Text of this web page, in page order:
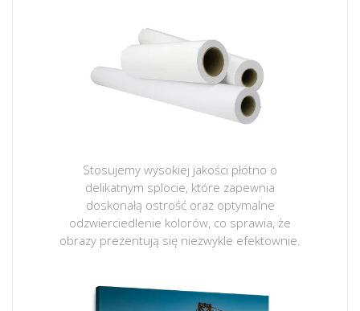
Stosujemy wysokiej jakości płótno o
delikatnym splocie, które zapewnia
doskonałą ostrość oraz optymalne
odzwierciedlenie kolorów, co sprawia, że
obrazy prezentują się niezwykle efektownie.